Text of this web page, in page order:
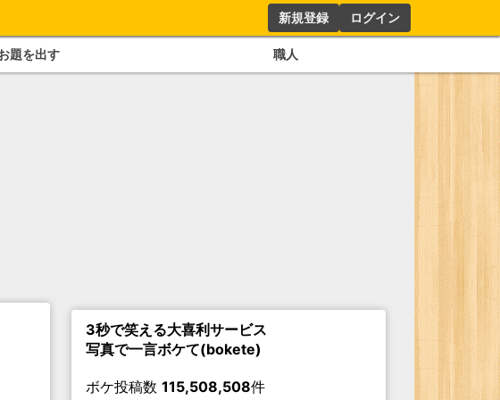
新規登録 ログイン
題を出す 職人
3秒で笑える大喜利サービス
写真で一言ボケて(bokete)
ボケ投稿数 115,508,508件